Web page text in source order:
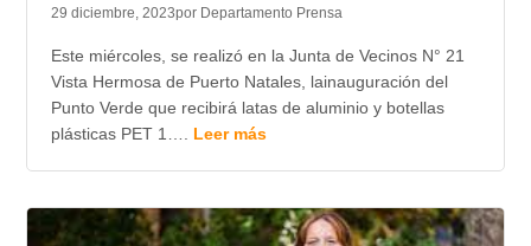
29 diciembre, 2023por Departamento Prensa
Este miércoles, se realizó en la Junta de Vecinos N° 21
Vista Hermosa de Puerto Natales, lainauguración del
Punto Verde que recibirá latas de aluminio y botellas
plásticas PET 1…. Leer más